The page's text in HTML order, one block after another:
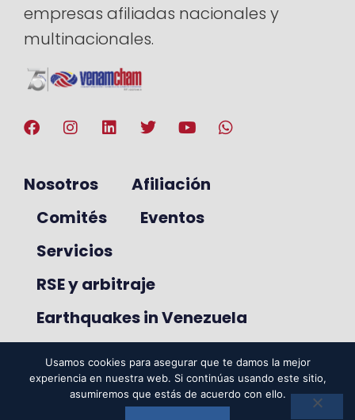
empresas afiliadas nacionales y
multinacionales.
Nosotros
Afiliación
Comités
Eventos
Servicios
RSE y arbitraje
Earthquakes in Venezuela
© 2025. VenAmCham. Todos los
derechos reservados.
Usamos cookies para asegurar que te damos la mejor
experiencia en nuestra web. Si continúas usando este sitio,
asumiremos que estás de acuerdo con ello.